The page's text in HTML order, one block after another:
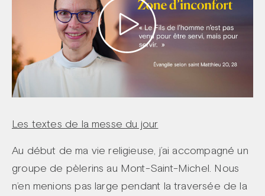
Les textes de la messe du jour
Au début de ma vie religieuse, j’ai accompagné un
groupe de pèlerins au Mont-Saint-Michel. Nous
n’en menions pas large pendant la traversée de la